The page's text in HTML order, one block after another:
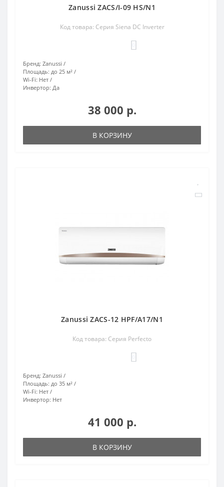
Zanussi ZACS/I-09 HS/N1
Код товара: Серия Siena DC Inverter
Бренд: Zanussi
Площадь: до 25 м²
Wi-Fi: Нет
Инвертор: Да
38 000 р.
В КОРЗИНУ
Zanussi ZACS-12 HPF/A17/N1
Код товара: Серия Perfecto
Бренд: Zanussi
Площадь: до 35 м²
Wi-Fi: Нет
Инвертор: Нет
41 000 р.
В КОРЗИНУ